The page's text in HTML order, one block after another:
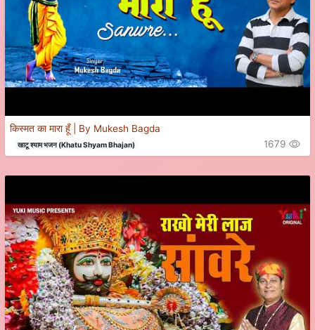
किस्मत का मारा हूँ | By Mukesh Bagda
खाटू श्याम भजन (Khatu Shyam Bhajan) 1679